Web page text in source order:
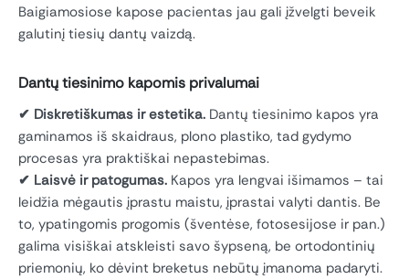
Baigiamosiose kapose pacientas jau gali įžvelgti beveik
galutinį tiesių dantų vaizdą.
Dantų tiesinimo kapomis privalumai
✔ Diskretiškumas ir estetika. Dantų tiesinimo kapos yra
gaminamos iš skaidraus, plono plastiko, tad gydymo
procesas yra praktiškai nepastebimas.
✔ Laisvė ir patogumas. Kapos yra lengvai išimamos – tai
leidžia mėgautis įprastu maistu, įprastai valyti dantis. Be
to, ypatingomis progomis (šventėse, fotosesijose ir pan.)
galima visiškai atskleisti savo šypseną, be ortodontinių
priemonių, ko dėvint breketus nebūtų įmanoma padaryti.